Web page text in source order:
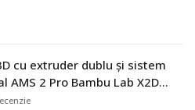
cu extruder dublu și sistem
AMS 2 Pro Bambu Lab X2D